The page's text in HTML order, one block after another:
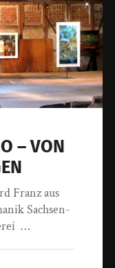
– VON
Franz aus
Sachsen-
…